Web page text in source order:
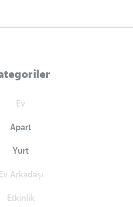
Ev
Apart
Yurt
Ev Arkadaşı
Etkinlik